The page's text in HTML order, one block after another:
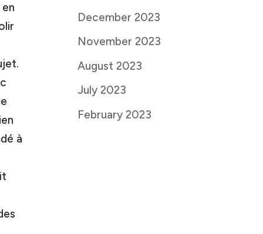
à
December 2023
November 2023
August 2023
July 2023
February 2023